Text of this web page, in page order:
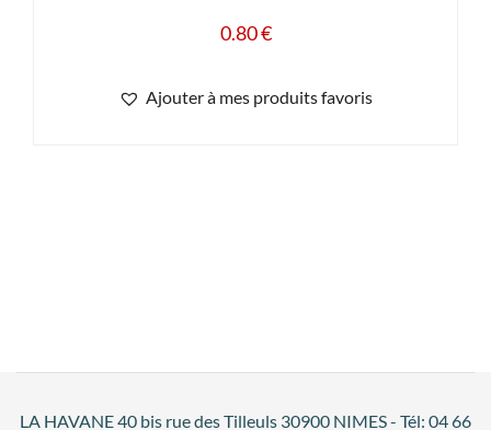
0.80€
Ajouter à mes produits favoris
LA HAVANE 40 bis rue des Tilleuls 30900 NIMES - Tél: 04 66